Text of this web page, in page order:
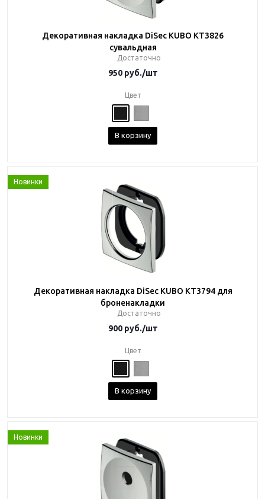
Декоративная накладка DiSec KUBO KT3826
сувальдная
Достаточно
950руб./шт
Цвет
В корзину
Новинки
Декоративная накладка DiSec KUBO KT3794 для
броненакладки
Достаточно
900руб./шт
Цвет
В корзину
Новинки